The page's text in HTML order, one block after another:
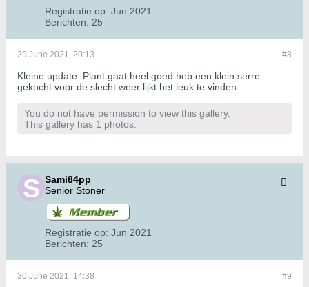
Registratie op: Jun 2021
Berichten: 25
#8
29 June 2021, 20:13
Kleine update. Plant gaat heel goed heb een klein serre
gekocht voor de slecht weer lijkt het leuk te vinden.
You do not have permission to view this gallery.
This gallery has 1 photos.
Sami84pp
Senior Stoner
Registratie op: Jun 2021
Berichten: 25
#9
30 June 2021, 14:38